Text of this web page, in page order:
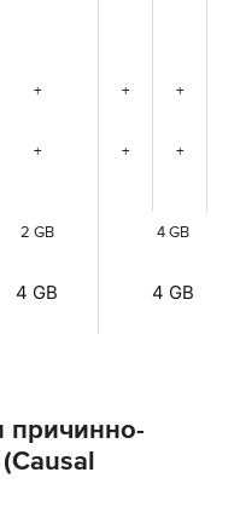
+ + +
+ + +
2 GB 4 GB
4 GB 4 GB
причинно-